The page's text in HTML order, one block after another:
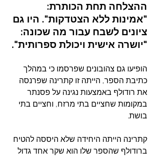
ההצלחה תחת הכותרת:
"אמינות ללא הצטדקות". היו גם
ציונים לשבח עבור מה שכונה:
"יושרה אישית ויכולת ספרותית".
הופיעו גם צהובונים שפרסמו כי במהלך
כתיבת הספר, הייתה זו קתרינה שפרנסה
את רודולף באמצעות נגינה על פסנתר
במקומות שחציים בתי מרזח, וחציים בתי
בושת.
קתרינה הייתה היחידה שלא היססה להטיח
ברודולף שהספר שלו הוא שקר אחד גדול